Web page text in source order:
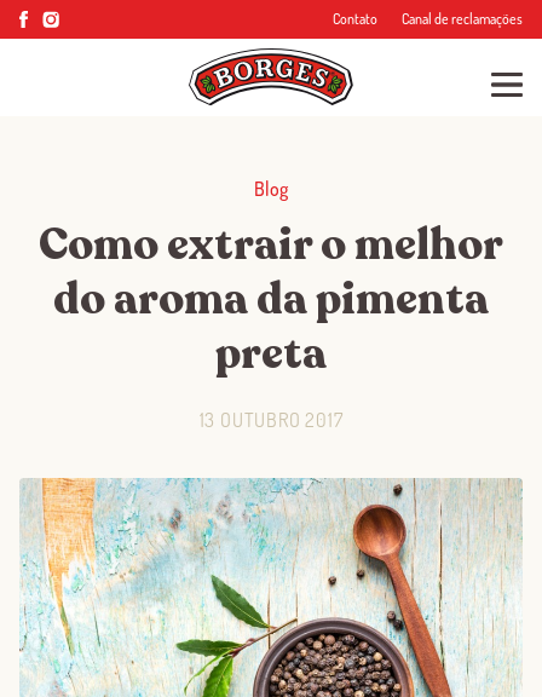
Contato Canal de reclamações
Blog
Como extrair o melhor
do aroma da pimenta
preta
13 OUTUBRO 2017